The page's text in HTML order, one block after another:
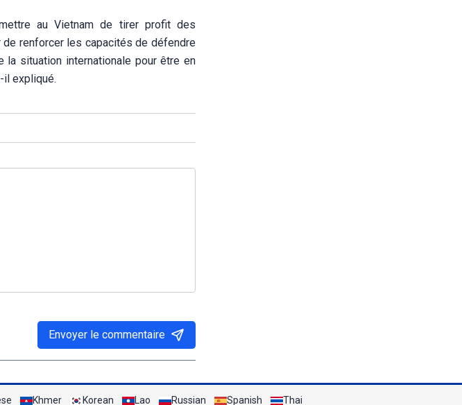
au Vietnam de tirer profit des
renforcer les capacités de défendre
situation internationale pour être en
il expliqué.
Envoyer le commentaire
Khmer Korean Lao Russian Spanish Thai